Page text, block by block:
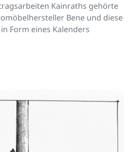
Kainraths gehörte
Bene und diese
Form eines Kalenders